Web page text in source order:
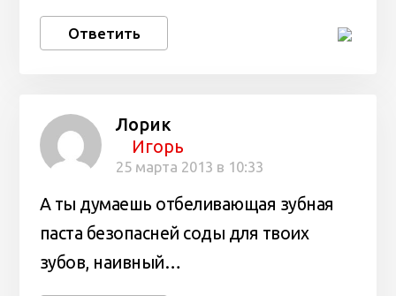
Ответить
Лорик
Игорь
25 марта 2013 в 10:33
А ты думаешь отбеливающая зубная
паста безопасней соды для твоих
зубов, наивный…